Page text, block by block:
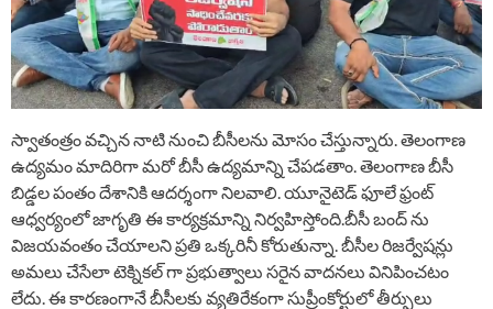
స్వాతంత్రం వచ్చిన నాటి నుంచి బీసీలను మోసం చేస్తున్నారు. తెలంగాణ
ఉద్యమం మాదిరిగా మరో బీసీ ఉద్యమాన్ని చేపడతాం. తెలంగాణ బీసీ
బిడ్డల పంతం దేశానికి ఆదర్శంగా నిలవాలి. యూనైటెడ్ ఫూలే ఫ్రంట్
ఆధ్వర్యంలో జాగృతి ఈ కార్యక్రమాన్ని నిర్వహిస్తోంది.బీసీ బంద్ ను
విజయవంతం చేయాలని ప్రతి ఒక్కరినీ కోరుతున్నా. బీసీల రిజర్వేషన్లు
అమలు చేసేలా టెక్నికల్ గా ప్రభుత్వాలు సరైన వాదనలు వినిపించటం
లేదు. ఈ కారణంగానే బీసీలకు వ్యతిరేకంగా సుప్రీంకోర్టులో తీర్పులు